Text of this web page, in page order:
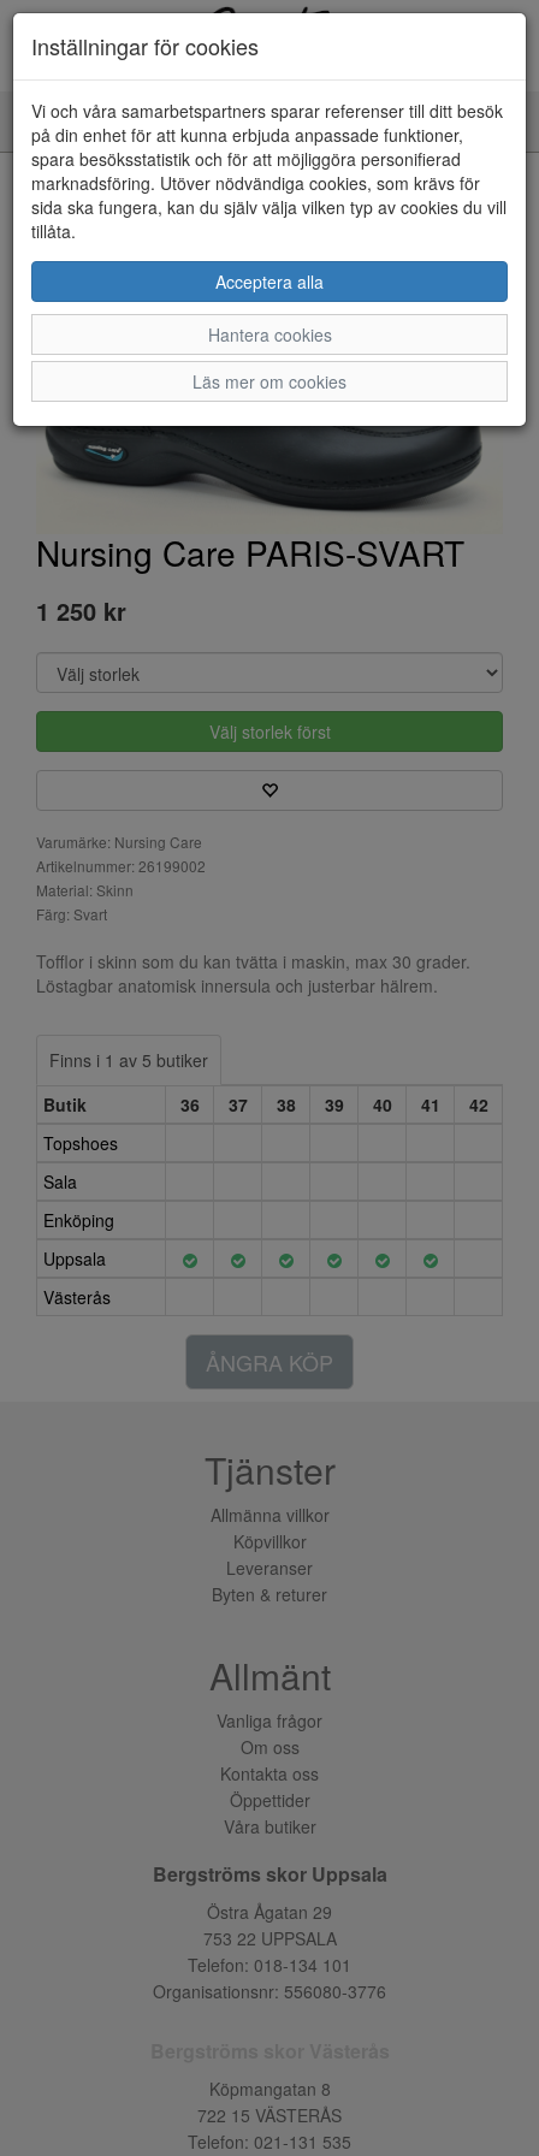
Toggle
navigation
HEM
Nursing Care PARIS-SVART
1 250 kr
Välj storlek först
Varumärke: Nursing Care
Artikelnummer: 26199002
Material: Skinn
Färg: Svart
Tofflor i skinn som du kan tvätta i maskin, max 30 grader.
Löstagbar anatomisk innersula och justerbar hälrem.
Finns i 1 av 5 butiker
Butik
36 37 38 39 40 41
42
Topshoes
Sala
Enköping
Uppsala
Västerås
ÅNGRA KÖP
Inställningar för cookies
Vi och våra samarbetspartners sparar referenser till ditt besök
på din enhet för att kunna erbjuda anpassade funktioner,
spara besöksstatistik och för att möjliggöra personifierad
marknadsföring. Utöver nödvändiga cookies, som krävs för
sida ska fungera, kan du själv välja vilken typ av cookies du vill
tillåta.
Acceptera alla
Hantera cookies
Läs mer om cookies
Tjänster
Allmänna villkor
Köpvillkor
Leveranser
Byten & returer
Allmänt
Vanliga frågor
Om oss
Kontakta oss
Öppettider
Våra butiker
Bergströms skor Uppsala
Östra Ågatan 29
753 22 UPPSALA
Telefon: 018-134 101
Organisationsnr: 556080-3776
Köpmangatan 8
722 15 VÄSTERÅS
Telefon: 021-131 535